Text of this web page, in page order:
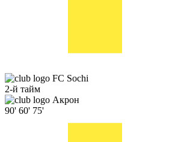
FC Sochi
2-й тайм
Акрон
90' 60' 75'